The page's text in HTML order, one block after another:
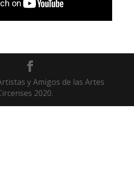
y Amigos de las Artes
2020.